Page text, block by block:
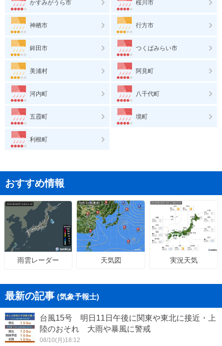
かすみがうら市 桜川市
神栖市 行方市
鉾田市 つくばみらい市
美浦村 阿見町
河内町 八千代町
五霞町 境町
利根町
おすすめ情報
雨雲レーダー 天気図 実況天気
最新の記事 (気象予報士)
台風15号 明日11日午後に関東や東北に接近・上
陸のおそれ 大雨や暴風に警戒
08/10(月)18:12